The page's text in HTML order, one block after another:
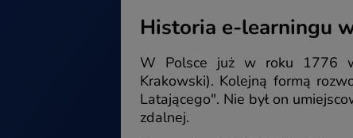
Historia e-learningu
W Polsce już w roku 1776
Krakowski). Kolejną formą
Latającego". Nie był on
zdalnej.